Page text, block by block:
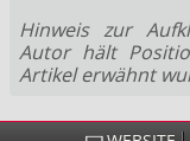
Hinweis zur
Autor hält
Artikel erwähnt